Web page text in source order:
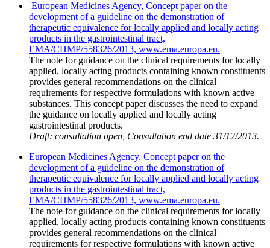
European Medicines Agency, Concept paper on the
development of a guideline on the demonstration of
therapeutic equivalence for locally applied and locally acting
products in the gastrointestinal tract,
EMA/CHMP/558326/2013, www.ema.europa.eu.
The note for guidance on the clinical requirements for locally
applied, locally acting products containing known constituents
provides general recommendations on the clinical
requirements for respective formulations with known active
substances. This concept paper discusses the need to expand
the guidance on locally applied and locally acting
gastrointestinal products.
Draft: consultation open, Consultation end date 31/12/2013.
European Medicines Agency, Concept paper on the
development of a guideline on the demonstration of
therapeutic equivalence for locally applied and locally acting
products in the gastrointestinal tract,
EMA/CHMP/558326/2013, www.ema.europa.eu.
The note for guidance on the clinical requirements for locally
applied, locally acting products containing known constituents
provides general recommendations on the clinical
requirements for respective formulations with known active